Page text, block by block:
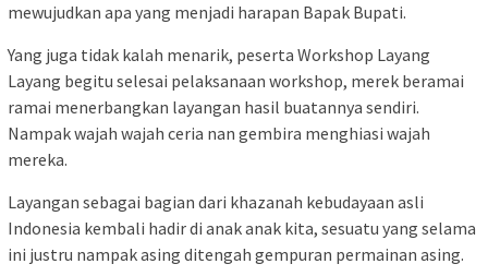
mewujudkan apa yang menjadi harapan Bapak Bupati.
Yang juga tidak kalah menarik, peserta Workshop Layang
Layang begitu selesai pelaksanaan workshop, merek beramai
ramai menerbangkan layangan hasil buatannya sendiri.
Nampak wajah wajah ceria nan gembira menghiasi wajah
mereka.
Layangan sebagai bagian dari khazanah kebudayaan asli
Indonesia kembali hadir di anak anak kita, sesuatu yang selama
ini justru nampak asing ditengah gempuran permainan asing.